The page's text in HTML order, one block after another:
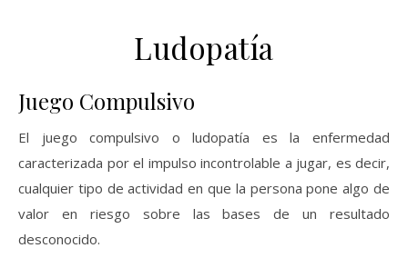
Ludopatía
Juego Compulsivo
El juego compulsivo o ludopatía es la enfermedad
caracterizada por el impulso incontrolable a jugar, es decir,
cualquier tipo de actividad en que la persona pone algo de
valor en riesgo sobre las bases de un resultado
desconocido.